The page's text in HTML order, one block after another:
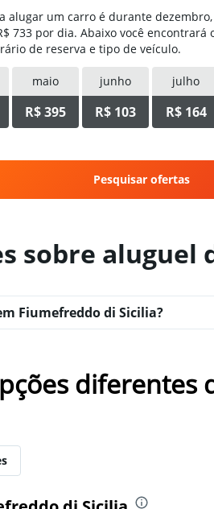
um carro é durante
733 por dia. Abaixo você
de reserva e tipo de veículo.
maio
R$ 395
junho
R$ 103
julho
R$ 164
Pesquisar ofertas
sobre aluguel
Fiumefreddo di Sicilia?
diferentes